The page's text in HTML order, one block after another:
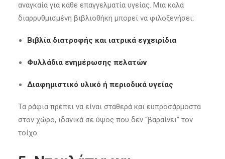
αναγκαία για κάθε επαγγελματία υγείας. Μια καλά
διαρρυθμισμένη βιβλιοθήκη μπορεί να φιλοξενήσει:
Βιβλία διατροφής και ιατρικά εγχειρίδια
Φυλλάδια ενημέρωσης πελατών
Διαφημιστικό υλικό ή περιοδικά υγείας
Τα ράφια πρέπει να είναι σταθερά και ευπροσάρμοστα
στον χώρο, ιδανικά σε ύψος που δεν “βαραίνει” τον
τοίχο.